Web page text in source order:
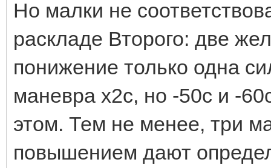
Но малки не
раскладе Второго: две
понижение только одна
маневра х2с, но -50с и -
этом. Тем не менее, три
повышением дают